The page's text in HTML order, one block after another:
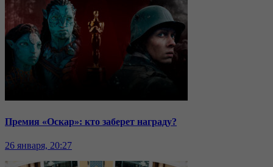
Премия «Оскар»: кто заберет награду?
26 января, 20:27